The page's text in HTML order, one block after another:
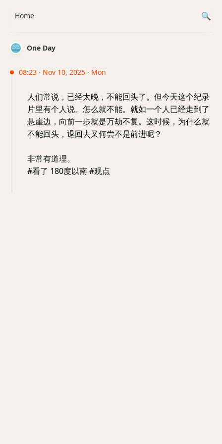
One Day
08:23 · Nov 10, 2025 · Mon
人们常说，已经太晚，不能回头了。但今天这个纪录
片里有个人说。怎么就不能。就如一个人已经走到了
悬崖边，向前一步就是万劫不复。这时候，为什么就
不能回头，退回去又何尝不是前进呢？
非常有道理。
#看了 180度以南 #观点
Home